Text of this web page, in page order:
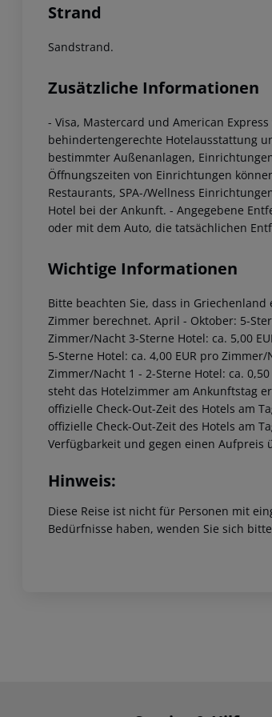
Strand
Sandstrand.
Zusätzliche Informationen
- Visa, Mastercard und American
behindertengerechte Hotelausstattung
bestimmter Außenanlagen,
Öffnungszeiten von Einrichtungen
Restaurants, SPA-/Wellness
Hotel bei der Ankunft. - Angegebene
oder mit dem Auto, die tatsächlichen
Wichtige Informationen
Bitte beachten Sie, dass in
Zimmer berechnet. April - Oktober: 5-
Zimmer/Nacht 3-Sterne Hotel: ca. 5,00
5-Sterne Hotel: ca. 4,00 EUR pro Zimmer/
Zimmer/Nacht 1 - 2-Sterne Hotel: ca.
steht das Hotelzimmer am Ankunftstag
offizielle Check-Out-Zeit des Hotels am
offizielle Check-Out-Zeit des Hotels am
Verfügbarkeit und gegen einen Aufpreis
Hinweis:
Diese Reise ist nicht für Personen mit
Bedürfnisse haben, wenden Sie sich